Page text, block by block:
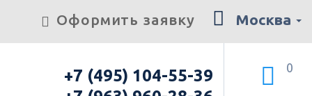
Москва
Оформить заявку
0
+7 (495) 104-55-39